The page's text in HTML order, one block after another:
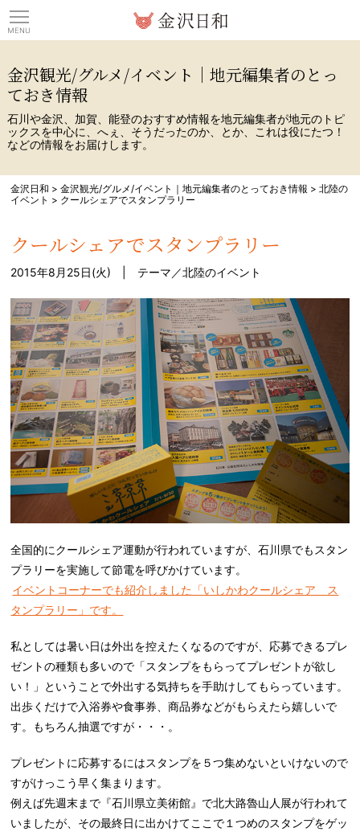
金沢観光/グルメ/イベント｜地元編集者のとっ
ておき情報
石川や金沢、加賀、能登のおすすめ情報を地元編集者が地元のトピ
ックスを中心に、へぇ、そうだったのか、とか、これは役にたつ！
などの情報をお届けします。
金沢日和 >金沢観光/グルメ/イベント｜地元編集者のとっておき情報 >北陸の
イベント > クールシェアでスタンプラリー
クールシェアでスタンプラリー
2015年8月25日(火) | テーマ／北陸のイベント
全国的にクールシェア運動が行われていますが、石川県でもスタン
プラリーを実施して節電を呼びかけています。
イベントコーナーでも紹介しました「いしかわクールシェア ス
タンプラリー」です。
私としては暑い日は外出を控えたくなるのですが、応募できるプレ
ゼントの種類も多いので「スタンプをもらってプレゼントが欲し
い！」ということで外出する気持ちを手助けしてもらっています。
出歩くだけで入浴券や食事券、商品券などがもらえたら嬉しいで
す。もちろん抽選ですが・・・。
プレゼントに応募するにはスタンプを５つ集めないといけないので
すがけっこう早く集まります。
例えば先週末まで『石川県立美術館』で北大路魯山人展が行われて
いましたが、その最終日に出かけてここで１つめのスタンプをゲッ